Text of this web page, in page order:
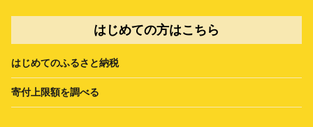
はじめての方はこちら
はじめてのふるさと納税
寄付上限額を調べる